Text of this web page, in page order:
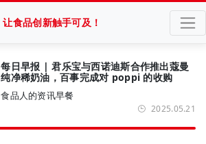
让食品创新触手可及！
每日早报 | 君乐宝与西诺迪斯合作推出蔻曼
纯净稀奶油，百事完成对 poppi 的收购
食品人的资讯早餐
2025.05.21